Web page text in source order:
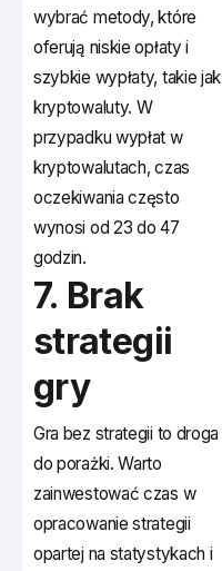
wybrać metody, które
oferują niskie opłaty i
szybkie wypłaty, takie jak
kryptowaluty. W
przypadku wypłat w
kryptowalutach, czas
oczekiwania często
wynosi od 23 do 47
godzin.
7. Brak
strategii
gry
Gra bez strategii to droga
do porażki. Warto
zainwestować czas w
opracowanie strategii
opartej na statystykach i